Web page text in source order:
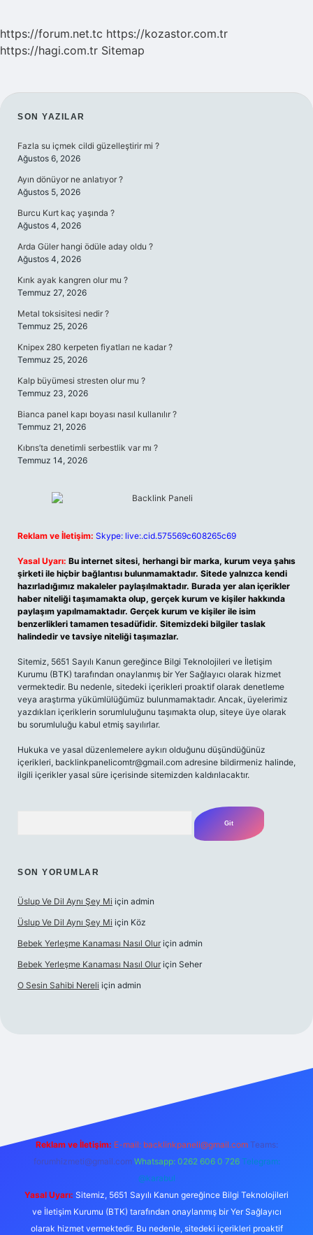
https://forum.net.tc https://kozastor.com.tr
https://hagi.com.tr Sitemap
SIDEBAR
SON YAZILAR
Fazla su içmek cildi güzelleştirir mi ?
Ağustos 6, 2026
Ayın dönüyor ne anlatıyor ?
Ağustos 5, 2026
Burcu Kurt kaç yaşında ?
Ağustos 4, 2026
Arda Güler hangi ödüle aday oldu ?
Ağustos 4, 2026
Kırık ayak kangren olur mu ?
Temmuz 27, 2026
Metal toksisitesi nedir ?
Temmuz 25, 2026
Knipex 280 kerpeten fiyatları ne kadar ?
Temmuz 25, 2026
Kalp büyümesi stresten olur mu ?
Temmuz 23, 2026
Bianca panel kapı boyası nasıl kullanılır ?
Temmuz 21, 2026
Kıbrıs’ta denetimli serbestlik var mı ?
Temmuz 14, 2026
Reklam ve İletişim: Skype: live:.cid.575569c608265c69
Yasal Uyarı: Bu internet sitesi, herhangi bir marka, kurum veya şahıs
şirketi ile hiçbir bağlantısı bulunmamaktadır. Sitede yalnızca kendi
hazırladığımız makaleler paylaşılmaktadır. Burada yer alan içerikler
haber niteliği taşımamakta olup, gerçek kurum ve kişiler hakkında
paylaşım yapılmamaktadır. Gerçek kurum ve kişiler ile isim
benzerlikleri tamamen tesadüfidir. Sitemizdeki bilgiler taslak
halindedir ve tavsiye niteliği taşımazlar.
Sitemiz, 5651 Sayılı Kanun gereğince Bilgi Teknolojileri ve İletişim
Kurumu (BTK) tarafından onaylanmış bir Yer Sağlayıcı olarak hizmet
vermektedir. Bu nedenle, sitedeki içerikleri proaktif olarak denetleme
veya araştırma yükümlülüğümüz bulunmamaktadır. Ancak, üyelerimiz
yazdıkları içeriklerin sorumluluğunu taşımakta olup, siteye üye olarak
bu sorumluluğu kabul etmiş sayılırlar.
Hukuka ve yasal düzenlemelere aykırı olduğunu düşündüğünüz
içerikleri, backlinkpanelicomtr@gmail.com adresine bildirmeniz halinde,
ilgili içerikler yasal süre içerisinde sitemizden kaldırılacaktır.
SON YORUMLAR
Üslup Ve Dil Aynı Şey Mi için admin
Üslup Ve Dil Aynı Şey Mi için Köz
Bebek Yerleşme Kanaması Nasıl Olur için admin
Bebek Yerleşme Kanaması Nasıl Olur için Seher
O Sesin Sahibi Nereli için admin
Reklam ve İletişim: E-mail: backlinkpaneli@gmail.com Teams:
forumhizmeti@gmail.com Whatsapp: 0262 606 0 726 Telegram:
@karabul
Yasal Uyarı: Sitemiz, 5651 Sayılı Kanun gereğince Bilgi Teknolojileri
ve İletişim Kurumu (BTK) tarafından onaylanmış bir Yer Sağlayıcı
olarak hizmet vermektedir. Bu nedenle, sitedeki içerikleri proaktif